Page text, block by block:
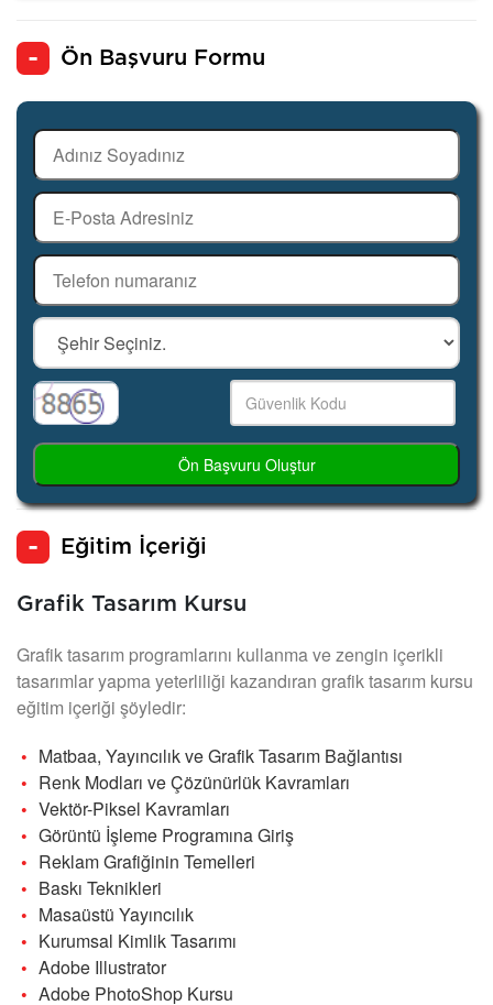
Ön Başvuru Formu
Ön Başvuru Oluştur
Eğitim İçeriği
Grafik Tasarım Kursu
Grafik tasarım programlarını kullanma ve zengin içerikli
tasarımlar yapma yeterliliği kazandıran grafik tasarım kursu
eğitim içeriği şöyledir:
Matbaa, Yayıncılık ve Grafik Tasarım Bağlantısı
Renk Modları ve Çözünürlük Kavramları
Vektör-Piksel Kavramları
Görüntü İşleme Programına Giriş
Reklam Grafiğinin Temelleri
Baskı Teknikleri
Masaüstü Yayıncılık
Kurumsal Kimlik Tasarımı
Adobe Illustrator
Adobe PhotoShop Kursu